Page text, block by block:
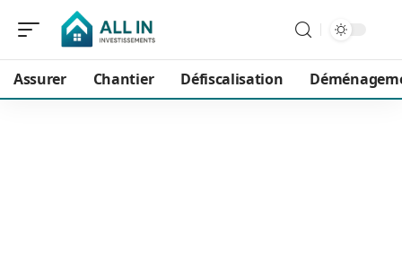
Assurer Chantier Défiscalisation